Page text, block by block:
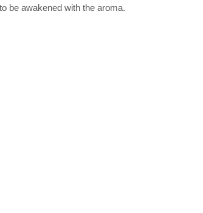
to be awakened with the aroma.